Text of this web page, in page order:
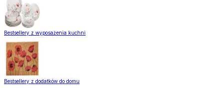
Bestsellery z wyposażenia kuchni
Bestsellery z dodatków do domu